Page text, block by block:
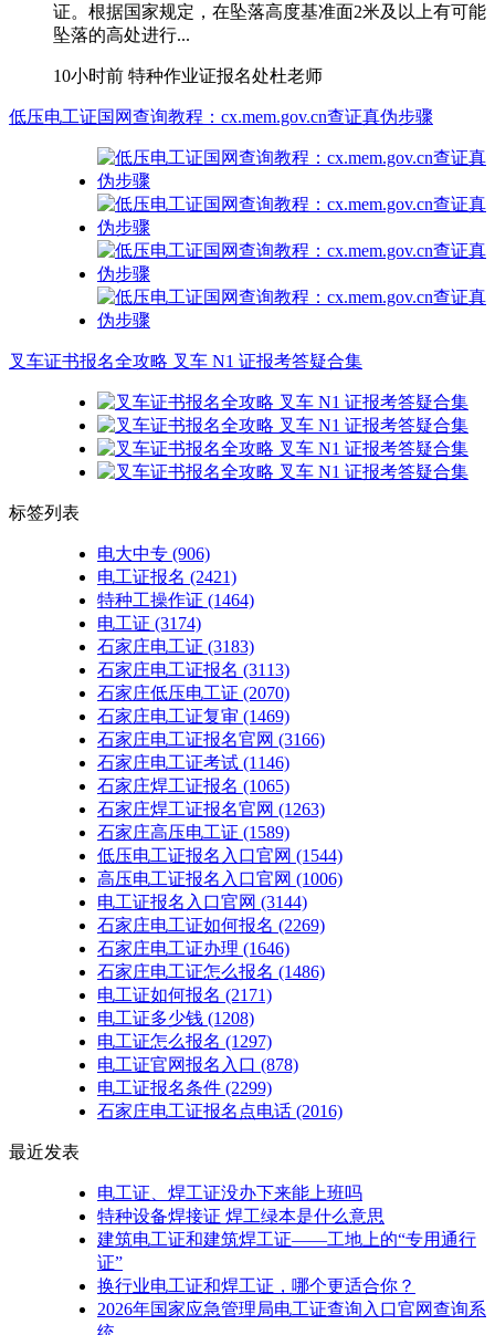
证。根据国家规定，在坠落高度基准面2米及以上有可能
坠落的高处进行...
10小时前 特种作业证报名处杜老师
低压电工证国网查询教程：cx.mem.gov.cn查证真伪步骤
叉车证书报名全攻略 叉车 N1 证报考答疑合集
标签列表
电大中专 (906)
电工证报名 (2421)
特种工操作证 (1464)
电工证 (3174)
石家庄电工证 (3183)
石家庄电工证报名 (3113)
石家庄低压电工证 (2070)
石家庄电工证复审 (1469)
石家庄电工证报名官网 (3166)
石家庄电工证考试 (1146)
石家庄焊工证报名 (1065)
石家庄焊工证报名官网 (1263)
石家庄高压电工证 (1589)
低压电工证报名入口官网 (1544)
高压电工证报名入口官网 (1006)
电工证报名入口官网 (3144)
石家庄电工证如何报名 (2269)
石家庄电工证办理 (1646)
石家庄电工证怎么报名 (1486)
电工证如何报名 (2171)
电工证多少钱 (1208)
电工证怎么报名 (1297)
电工证官网报名入口 (878)
电工证报名条件 (2299)
石家庄电工证报名点电话 (2016)
最近发表
电工证、焊工证没办下来能上班吗
特种设备焊接证 焊工绿本是什么意思
建筑电工证和建筑焊工证——工地上的“专用通行
证”
换行业电工证和焊工证，哪个更适合你？
2026年国家应急管理局电工证查询入口官网查询系